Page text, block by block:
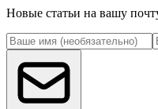
Новые статьи на вашу